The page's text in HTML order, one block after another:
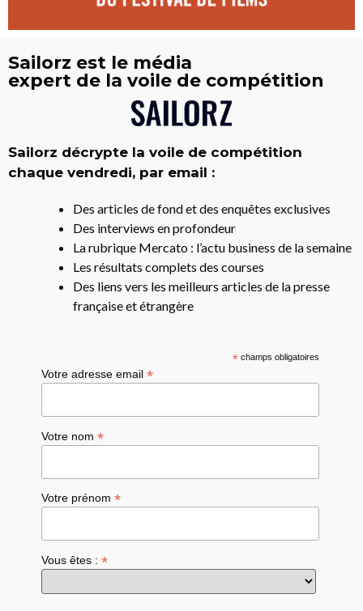
Sailorz est le média
expert de la voile de compétition
Sailorz décrypte la voile de compétition
chaque vendredi, par email :
Des articles de fond et des enquêtes exclusives
Des interviews en profondeur
La rubrique Mercato : l’actu business de la semaine
Les résultats complets des courses
Des liens vers les meilleurs articles de la presse
française et étrangère
*champs obligatoires
Votre adresse email*
Votre nom*
Votre prénom*
Vous êtes :*